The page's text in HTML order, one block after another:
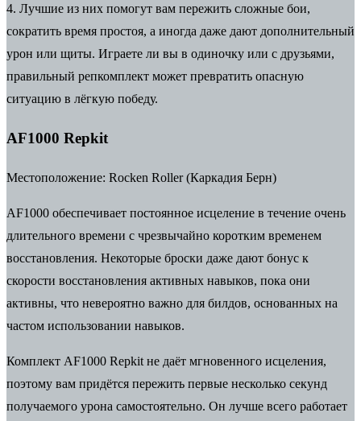
4. Лучшие из них помогут вам пережить сложные бои,
сократить время простоя, а иногда даже дают дополнительный
урон или щиты. Играете ли вы в одиночку или с друзьями,
правильный репкомплект может превратить опасную
ситуацию в лёгкую победу.
AF1000 Repkit
Местоположение: Rocken Roller (Каркадия Берн)
AF1000 обеспечивает постоянное исцеление в течение очень
длительного времени с чрезвычайно коротким временем
восстановления. Некоторые броски даже дают бонус к
скорости восстановления активных навыков, пока они
активны, что невероятно важно для билдов, основанных на
частом использовании навыков.
Комплект AF1000 Repkit не даёт мгновенного исцеления,
поэтому вам придётся пережить первые несколько секунд
получаемого урона самостоятельно. Он лучше всего работает